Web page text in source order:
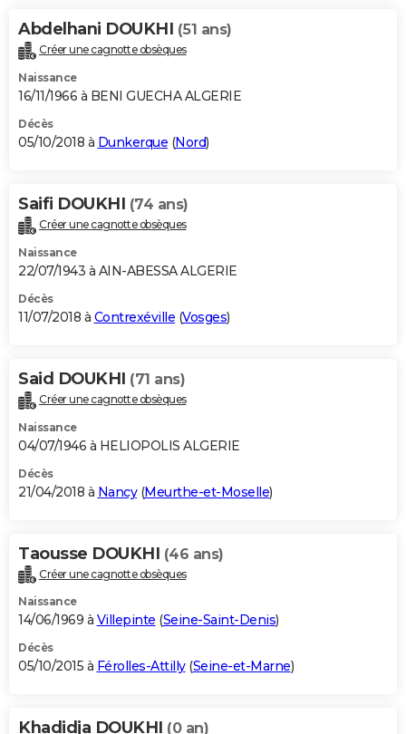
Abdelhani DOUKHI (51 ans)
Créer une cagnotte obsèques
Naissance
16/11/1966 à BENI GUECHA ALGERIE
Décès
05/10/2018 à Dunkerque (Nord)
Saifi DOUKHI (74 ans)
Créer une cagnotte obsèques
Naissance
22/07/1943 à AIN-ABESSA ALGERIE
Décès
11/07/2018 à Contrexéville (Vosges)
Said DOUKHI (71 ans)
Créer une cagnotte obsèques
Naissance
04/07/1946 à HELIOPOLIS ALGERIE
Décès
21/04/2018 à Nancy(Meurthe-et-Moselle)
Taousse DOUKHI (46 ans)
Créer une cagnotte obsèques
Naissance
14/06/1969 à Villepinte (Seine-Saint-Denis)
Décès
05/10/2015 à Férolles-Attilly(Seine-et-Marne)
Khadidja DOUKHI (0 an)